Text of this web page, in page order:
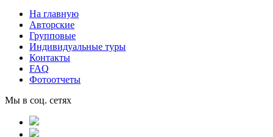
На главную
Авторские
Групповые
Индивидуальные туры
Контакты
FAQ
Фотоотчеты
Мы в соц. сетях